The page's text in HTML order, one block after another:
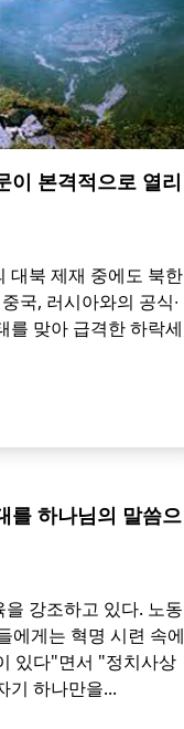
이 본격적으로 열리
대북 제재 중에도 북한
국, 러시아와의 공식∙
를 맞아 급격한 하락세